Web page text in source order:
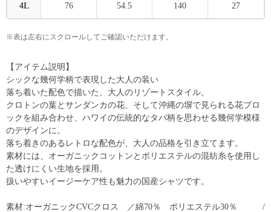
4L 76 54.5 140 27
※表は左右にスクロールしてご確認いただけます。
【アイテム説明】
シックな幾何学柄で表現した大人の装い
落ち着いた配色で描いた、大人のリゾートスタイル。
クロトンの葉とサンダンカの花、そして沖縄の塀で見られる花ブロ
ックを組み合わせ、ハワイの伝統的なタパ柄を思わせる幾何学模様
のデザインに。
落ち着きのあるレトロな配色が、大人の品格を引き立てます。
素材には、オーガニックコットンとポリエステルの混紡糸を使用し
た透けにくい生地を採用。
扱いやすいイージーケア性も魅力の国産シャツです。
素材:オーガニックCVCクロス ／綿70％ ポリエステル30％ /